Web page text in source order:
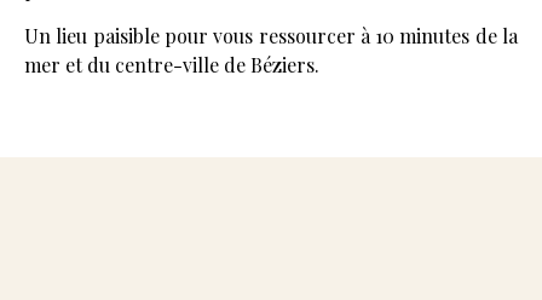
Un lieu paisible pour vous ressourcer à 10 minutes de la
mer et du centre-ville de Béziers.